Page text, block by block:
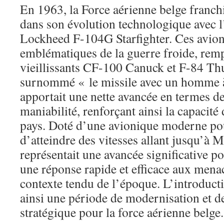
En 1963, la Force aérienne belge
dans son évolution technologique avec
Lockheed F-104G Starfighter. Ces
emblématiques de la guerre froide,
vieillissants CF-100 Canuck et F-84
surnommé « le missile avec un
apportait une nette avancée en termes
maniabilité, renforçant ainsi la capacité
pays. Doté d’une avionique moderne
d’atteindre des vitesses allant jusqu’à
représentait une avancée significative
une réponse rapide et efficace aux
contexte tendu de l’époque.
ainsi une période de modernisation et
stratégique pour la force aérienne belge.